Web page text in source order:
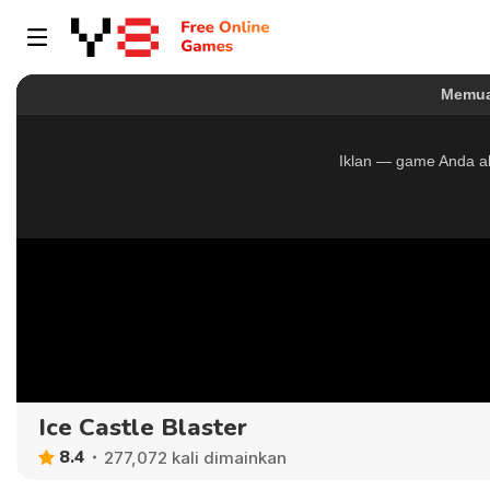
Ice Castle Blaster
8.4 277,072 kali dimainkan